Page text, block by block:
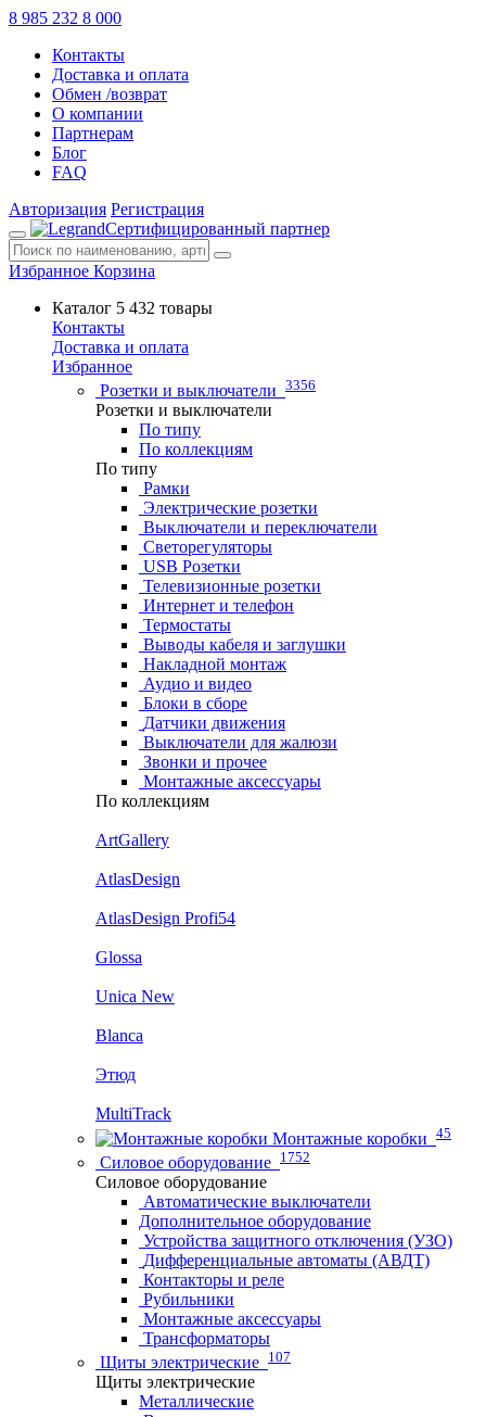
8 985 232 8 000
Контакты
Доставка и оплата
Обмен /возврат
О компании
Партнерам
Блог
FAQ
Авторизация Регистрация
Сертифицированный партнер
Избранное Корзина
Каталог 5 432 товары
Контакты
Доставка и оплата
Избранное
Розетки и выключатели 3356
Розетки и выключатели
По типу
По коллекциям
По типу
Рамки
Электрические розетки
Выключатели и переключатели
Светорегуляторы
USB Розетки
Телевизионные розетки
Интернет и телефон
Термостаты
Выводы кабеля и заглушки
Накладной монтаж
Аудио и видео
Блоки в сборе
Датчики движения
Выключатели для жалюзи
Звонки и прочее
Монтажные аксессуары
По коллекциям
ArtGallery
AtlasDesign
AtlasDesign Profi54
Glossa
Unica New
Blanca
Этюд
MultiTrack
Монтажные коробки 45
Силовое оборудование 1752
Силовое оборудование
Автоматические выключатели
Дополнительное оборудование
Устройства защитного отключения (УЗО)
Дифференциальные автоматы (АВДТ)
Контакторы и реле
Рубильники
Монтажные аксессуары
Трансформаторы
Щиты электрические 107
Щиты электрические
Металлические